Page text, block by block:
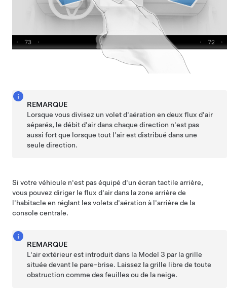
REMARQUE
Lorsque vous divisez un volet d'aération en deux flux d'air
séparés, le débit d'air dans chaque direction n'est pas
aussi fort que lorsque tout l'air est distribué dans une
seule direction.
Si votre véhicule n'est pas équipé d'un écran tactile arrière,
vous pouvez diriger le flux d'air dans la zone arrière de
l'habitacle en réglant les volets d'aération à l'arrière de la
console centrale.
REMARQUE
L'air extérieur est introduit dans la Model 3 par la grille
située devant le pare-brise. Laissez la grille libre de toute
obstruction comme des feuilles ou de la neige.